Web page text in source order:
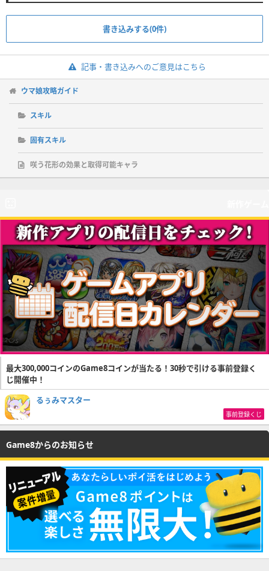
書き込みする(0件)
記事・書き込みへのご意見はこちら
ウマ娘攻略ガイド
スキル
固有スキル
咲う花形の効果と取得可能キャラ
最大300,000コインのGame8コインが当たる！30秒で引ける事前登録く
じ開催中！
るぅみマスター
事前登録くじ
Game8からのお知らせ